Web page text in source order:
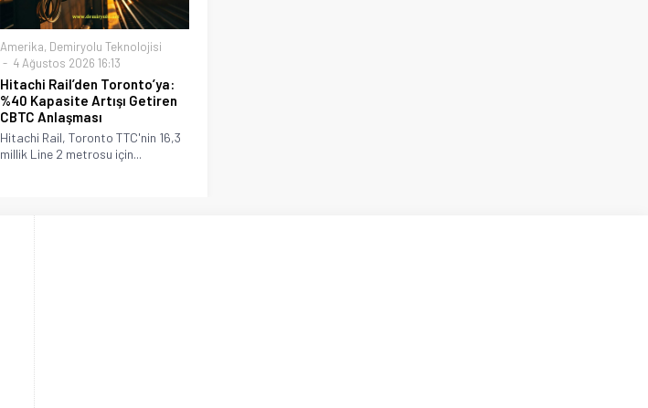
Amerika, Demiryolu Teknolojisi
4 Ağustos 2026 16:13
Hitachi Rail’den Toronto’ya:
%40 Kapasite Artışı Getiren
CBTC Anlaşması
Hitachi Rail, Toronto TTC'nin 16,3
millik Line 2 metrosu için...